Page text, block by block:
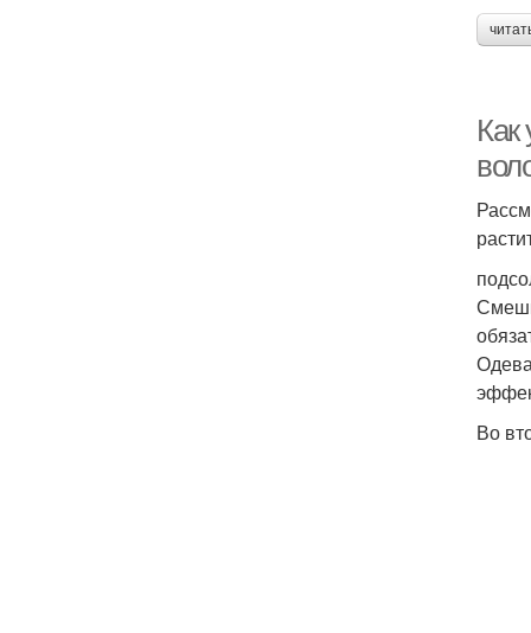
Как
Во